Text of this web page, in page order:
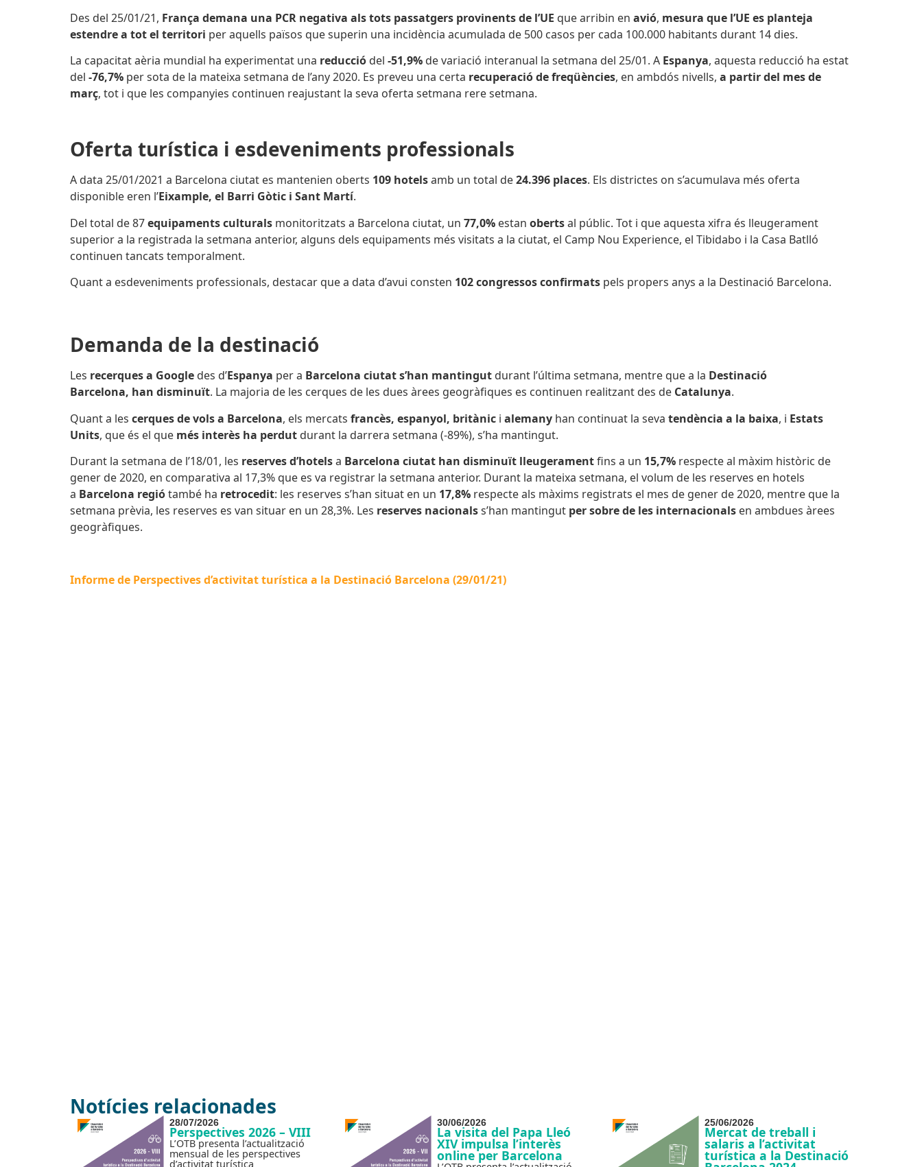
Des del 25/01/21, França demana una PCR negativa als tots passatgers provinents de l’UE que arribin en avió, mesura que l’UE es planteja
estendre a tot el territori per aquells països que superin una incidència acumulada de 500 casos per cada 100.000 habitants durant 14 dies.
La capacitat aèria mundial ha experimentat una reducció del -51,9% de variació interanual la setmana del 25/01. A Espanya, aquesta reducció ha estat
del -76,7% per sota de la mateixa setmana de l’any 2020. Es preveu una certa recuperació de freqüències, en ambdós nivells, a partir del mes de
març, tot i que les companyies continuen reajustant la seva oferta setmana rere setmana.
Oferta turística i esdeveniments professionals
A data 25/01/2021 a Barcelona ciutat es mantenien oberts 109 hotelsamb un total de24.396 places. Els districtes on s’acumulava més oferta
disponible eren l’Eixample, el Barri Gòtic i Sant Martí.
Del total de 87equipaments culturals monitoritzats a Barcelona ciutat, un 77,0% estan obertsal públic. Tot i que aquesta xifra és lleugerament
superior a la registrada la setmana anterior, alguns dels equipaments més visitats a la ciutat, el Camp Nou Experience, el Tibidabo i la Casa Batlló
continuen tancats temporalment.
Quant a esdeveniments professionals, destacar que a data d’avui consten 102 congressos confirmats pels propers anys a la Destinació Barcelona.
Demanda de la destinació
Les recerques a Google des d’Espanya pera Barcelona ciutat s’han mantingut durant l’última setmana, mentre que a la Destinació
Barcelona, han disminuït. La majoria de les cerques de les dues àrees geogràfiques es continuen realitzant des de Catalunya.
Quant a les cerques de vols a Barcelona, els mercats francès, espanyol, britànic i alemany han continuat la seva tendència a la baixa, i Estats
Units, que és el que més interès ha perdut durant la darrera setmana (-89%), s’ha mantingut.
Durant la setmana de l’18/01, les reserves d’hotelsa Barcelona ciutat han disminuït lleugeramentfins a un 15,7% respecte al màxim històric de
gener de 2020, en comparativa al 17,3% que es va registrar la setmana anterior. Durant la mateixa setmana, el volum de les reserves en hotels
a Barcelona regiótambé ha retrocedit: les reserves s’han situat en un 17,8% respecte als màxims registrats el mes de gener de 2020, mentre que la
setmana prèvia, les reserves es van situar en un 28,3%. Les reserves nacionalss’han mantingut per sobre de les internacionals en ambdues àrees
geogràfiques.
Informe de Perspectives d’activitat turística a la Destinació Barcelona (29/01/21)
Notícies relacionades
28/07/2026
Perspectives 2026 – VIII
L’OTB presenta l’actualització
mensual de les perspectives
d’activitat turística
30/06/2026
La visita del Papa Lleó
XIV impulsa l’interès
online per Barcelona
25/06/2026
Mercat de treball i
salaris a l’activitat
turística a la Destinació